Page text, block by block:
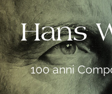
Hans
100 anni